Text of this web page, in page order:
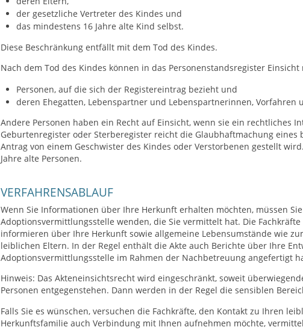
der gesetzliche Vertreter des Kindes und
das mindestens 16 Jahre alte Kind selbst.
Diese Beschränkung entfällt mit dem Tod des Kindes.
Nach dem Tod des Kindes können in das Personenstandsregister Einsicht
Personen, auf die sich der Registereintrag bezieht und
deren Ehegatten, Lebenspartner und Lebenspartnerinnen, Vorfahren
Andere Personen haben ein Recht auf Einsicht, wenn sie ein rechtliches
Geburtenregister oder Sterberegister reicht die Glaubhaftmachung eines
Antrag von einem Geschwister des Kindes oder Verstorbenen gestellt
Jahre alte Personen.
VERFAHRENSABLAUF
Wenn Sie Informationen über Ihre Herkunft erhalten möchten, müssen
Adoptionsvermittlungsstelle wenden, die Sie vermittelt hat. Die
informieren über Ihre Herkunft sowie allgemeine Lebensumstände wie
leiblichen Eltern. In der Regel enthält die Akte auch Berichte über Ihre
Adoptionsvermittlungsstelle im Rahmen der Nachbetreuung angefertigt
Hinweis: Das Akteneinsichtsrecht wird eingeschränkt, soweit
Personen entgegenstehen. Dann werden in der Regel die sensiblen
Falls Sie es wünschen, versuchen die Fachkräfte, den Kontakt zu Ihren
Herkunftsfamilie auch Verbindung mit Ihnen aufnehmen möchte,